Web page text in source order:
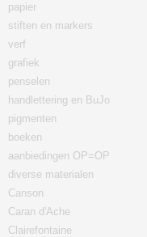
papier
stiften en markers
verf
grafiek
penselen
handlettering en BuJo
pigmenten
boeken
aanbiedingen OP=OP
diverse materialen
Canson
Caran d'Ache
Clairefontaine